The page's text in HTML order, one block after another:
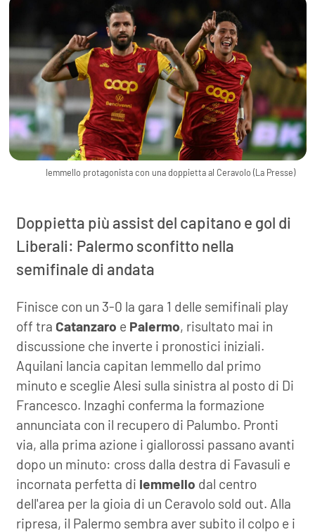
Iemmello protagonista con una doppietta al Ceravolo (La Presse)
Doppietta più assist del capitano e gol di
Liberali: Palermo sconfitto nella
semifinale di andata
Finisce con un 3-0 la gara 1 delle semifinali play
off tra Catanzaro e Palermo, risultato mai in
discussione che inverte i pronostici iniziali.
Aquilani lancia capitan Iemmello dal primo
minuto e sceglie Alesi sulla sinistra al posto di Di
Francesco. Inzaghi conferma la formazione
annunciata con il recupero di Palumbo. Pronti
via, alla prima azione i giallorossi passano avanti
dopo un minuto: cross dalla destra di Favasuli e
incornata perfetta di Iemmello dal centro
dell'area per la gioia di un Ceravolo sold out. Alla
ripresa, il Palermo sembra aver subito il colpo e i